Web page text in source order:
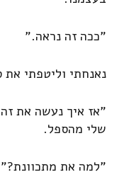
"ככה זה נראה."
נאנחתי וליטפתי
"אז איך נעשה את
שלי מהספל.
"למה את מתכוונת?"